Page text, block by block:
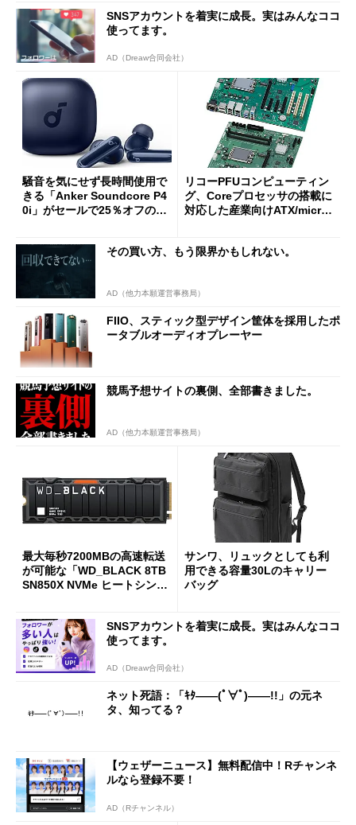
SNSアカウントを着実に成長。実はみんなココ
使ってます。
AD（Dreaw合同会社）
騒音を気にせず長時間使用で
きる「Anker Soundcore P4
0i」がセールで25％オフの59
リコーPFUコンピューティン
グ、Coreプロセッサの搭載に
対応した産業向けATX/micro
その買い方、もう限界かもしれない。
AD（他力本願運営事務局）
FIIO、スティック型デザイン筐体を採用したポ
ータブルオーディオプレーヤー
競馬予想サイトの裏側、全部書きました。
AD（他力本願運営事務局）
最大毎秒7200MBの高速転送
が可能な「WD_BLACK 8TB
SN850X NVMe ヒートシンク
サンワ、リュックとしても利
用できる容量30Lのキャリー
バッグ
SNSアカウントを着実に成長。実はみんなココ
使ってます。
AD（Dreaw合同会社）
ネット死語：「ｷﾀ――(ﾟ∀ﾟ)――!!」の元ネ
タ、知ってる？
【ウェザーニュース】無料配信中！Rチャンネ
ルなら登録不要！
AD（Rチャンネル）